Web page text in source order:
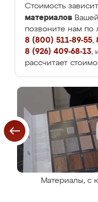
Стоимость
материалов
позвоните нам
8 (800) 511-89-55,
8 (926) 409-68-13,
рассчитает
Материалы, с